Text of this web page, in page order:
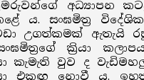
අධ්‍යාපන
ය. සංඝමිත්‍ර
උගත්කමක් ඇතැයි
ක්‍රියා
කැමැති වුව ද
එකඟ නොවී ය.